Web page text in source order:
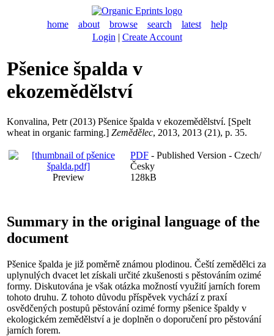
home about browse search latest
help
Login | Create Account
Pšenice špalda v
ekozemědělství
Konvalina, Petr(2013) Pšenice špalda v ekozemědělství. [Spelt
wheat in organic farming.] Zemědělec, 2013, 2013 (21), p. 35.
Preview
PDF - Published Version - Czech/
Česky
128kB
Summary in the original language of the
document
Pšenice špalda je již poměrně známou plodinou. Čeští zemědělci za
uplynulých dvacet let získali určité zkušenosti s pěstováním ozimé
formy. Diskutována je však otázka možností využití jarních forem
tohoto druhu. Z tohoto důvodu příspěvek vychází z praxí
osvědčených postupů pěstování ozimé formy pšenice špaldy v
ekologickém zemědělství a je doplněn o doporučení pro pěstování
jarních forem.